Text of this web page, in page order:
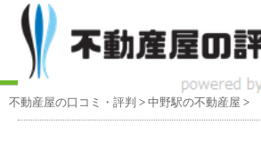
不動産屋の口コミ・評判 > 中野駅の不動産屋 >